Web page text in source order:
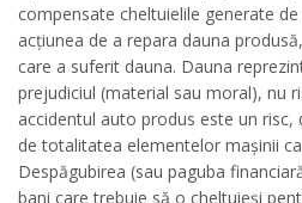
compensate cheltuielile generate
acțiunea de a repara dauna
care a suferit dauna. Dauna
prejudiciul (material sau moral), nu
accidentul auto produs este un
de totalitatea elementelor mașinii
Despăgubirea (sau paguba
bani care trebuie să o cheltuieși